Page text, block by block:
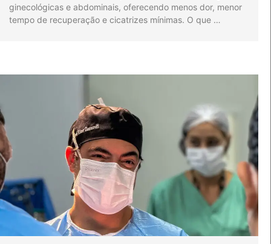
ginecológicas e abdominais, oferecendo menos dor, menor
tempo de recuperação e cicatrizes mínimas. O que …